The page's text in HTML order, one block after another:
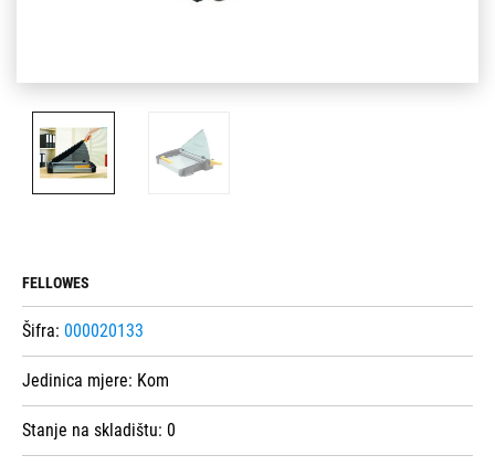
FELLOWES
Šifra: 000020133
Jedinica mjere: Kom
Stanje na skladištu: 0